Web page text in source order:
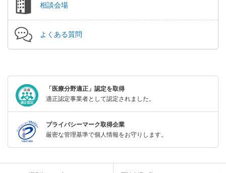
相談会場
よくある質問
「医療分野適正」認定を取得
適正認定事業者として認定されました。
プライバシーマーク取得企業
厳密な管理基準で個人情報をお守りします。